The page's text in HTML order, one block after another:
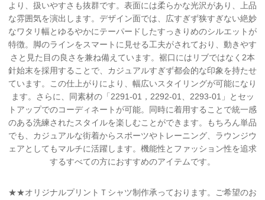
より、扱いやすさも抜群です。表面には柔らかな光沢があり、上品
な雰囲気を演出します。デザイン面では、広すぎず狭すぎない絶妙
なワタリ幅とゆるやかにテーパードしたすっきりめのシルエットが
特徴。脚のラインをスマートに見せる工夫がされており、動きやす
さと見た目の良さを兼ね備えています。裾口にはリブではなく2本
針始末を採用することで、カジュアルすぎず都会的な印象を持たせ
ています。この仕上がりにより、幅広いスタイリングが可能になり
ます。さらに、同素材の「2291-01，2292-01、2293-01」とセッ
トアップでのコーディネートが可能。同時に着用することで統一感
のある洗練されたスタイルを楽しむことができます。もちろん単品
でも、カジュアルな街着からスポーツやトレーニング、ラウンジウ
ェアとしてもマルチに活躍します。機能性とファッション性を追求
するすべての方におすすめのアイテムです。
★★オリジナルプリントＴシャツ制作承っております。ご希望のお